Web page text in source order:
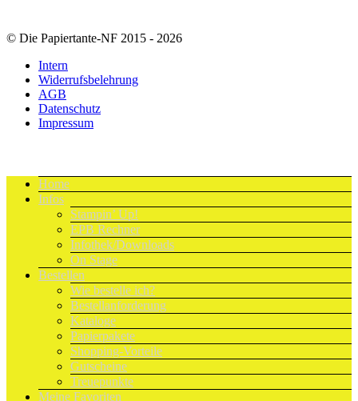
© Die Papiertante-NF 2015 - 2026
Intern
Widerrufsbelehrung
AGB
Datenschutz
Impressum
Home
Infos
Stampin’ Up!
EPB Rechner
Infothek/Downloads
On Stage
Bestellen
Wie bestelle ich?
Bestellanforderung
Kataloge
Papierpakete
Shopping-Vorteile
Gutscheine
Treuepunkte
Meine Favoriten